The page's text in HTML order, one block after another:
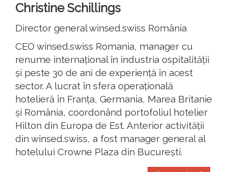
Christine Schillings
Director general winsed.swiss România
CEO winsed.swiss Romania, manager cu
renume internațional în industria ospitalității
și peste 30 de ani de experiență în acest
sector. A lucrat în sfera operațională
hotelieră în Franța, Germania, Marea Britanie
și România, coordonând portofoliul hotelier
Hilton din Europa de Est. Anterior activității
din winsed.swiss, a fost manager general al
hotelului Crowne Plaza din București.